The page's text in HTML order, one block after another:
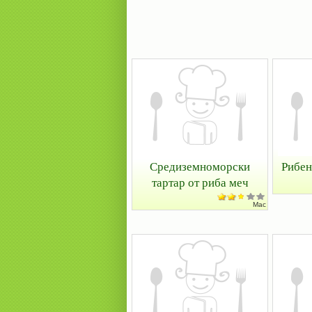
Средиземноморски
тартар от риба меч
Mac